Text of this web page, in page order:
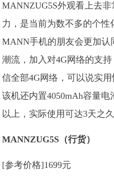
MANNZUG5S外观看上去
力，是当前为数不多的个性
MANN手机的朋友会更加认
潮流，加入对4G网络的支
信全部4G网络，可以说实
该机还内置4050mAh容量
以上，实际使用可达3天之久
MANNZUG5S （行货）
[参考价格]1699元